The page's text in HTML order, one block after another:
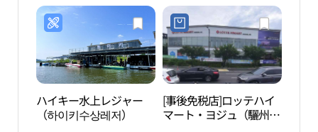
ハイキー水上レジャー
（하이키수상레저）
[事後免税店]ロッテハイ
マート・ヨジュ（驪州）